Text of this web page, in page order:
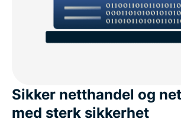
Sikker netthandel og
med sterk sikkerhet